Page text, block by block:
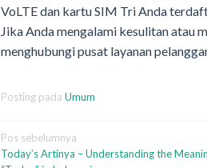
VoLTE dan kartu SIM Tri Anda
Jika Anda mengalami kesulitan atau
menghubungi pusat layanan
Posting pada Umum
Navigasi
pos
Pos sebelumnya
Today’s Artinya – Understanding the